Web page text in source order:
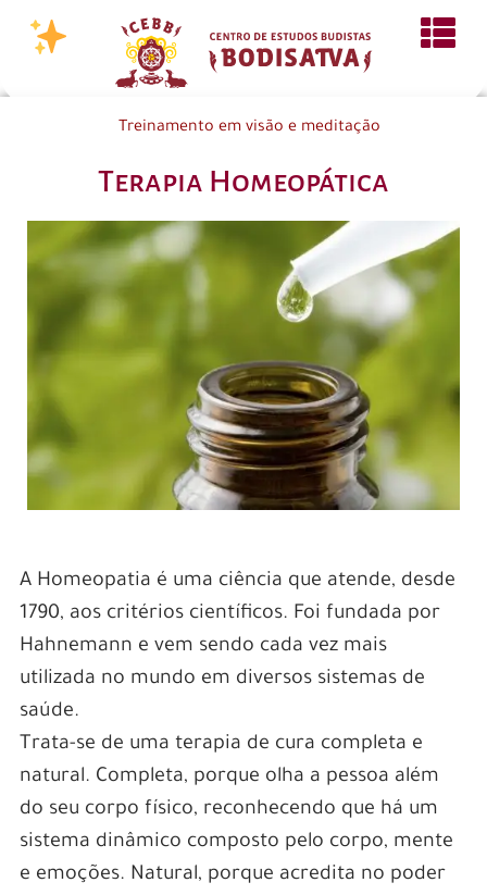
Treinamento em visão e meditação
Terapia Homeopática
A Homeopatia é uma ciência que atende, desde
1790, aos critérios científicos. Foi fundada por
Hahnemann e vem sendo cada vez mais
utilizada no mundo em diversos sistemas de
saúde.
Trata-se de uma terapia de cura completa e
natural. Completa, porque olha a pessoa além
do seu corpo físico, reconhecendo que há um
sistema dinâmico composto pelo corpo, mente
e emoções. Natural, porque acredita no poder